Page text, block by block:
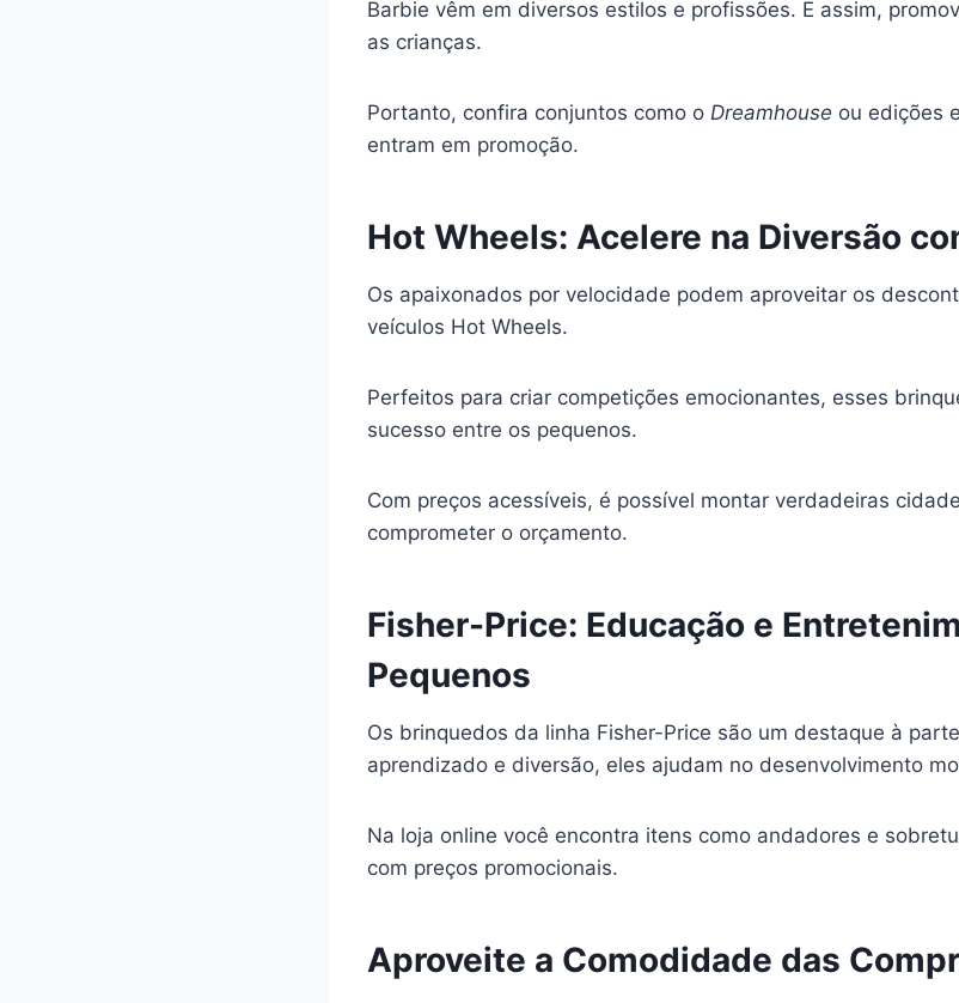
Barbie vêm em diversos estilos e profissões. E assim,
as crianças.
Portanto, confira conjuntos como o Dreamhouse ou edições
entram em promoção.
Hot Wheels: Acelere na Diversão
Os apaixonados por velocidade podem aproveitar os
veículos Hot Wheels.
Perfeitos para criar competições emocionantes, esses
sucesso entre os pequenos.
Com preços acessíveis, é possível montar verdadeiras
comprometer o orçamento.
Fisher-Price: Educação e
Pequenos
Os brinquedos da linha Fisher-Price são um destaque à
aprendizado e diversão, eles ajudam no desenvolvimento
Na loja online você encontra itens como andadores e
com preços promocionais.
Aproveite a Comodidade das